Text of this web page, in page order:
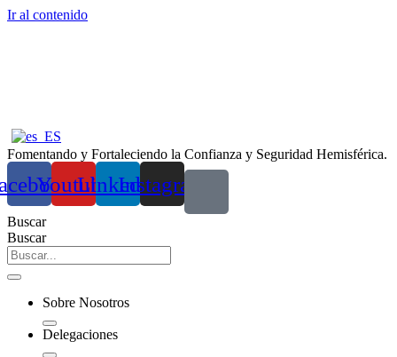
Ir al contenido
Fomentando y Fortaleciendo la Confianza y Seguridad Hemisférica.
YoutubeLinkedin
Instagram
Buscar
Buscar
Sobre Nosotros
Delegaciones